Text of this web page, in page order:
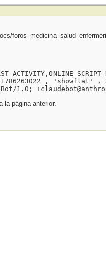
1786263022 ,
1.0;
la página anterior.